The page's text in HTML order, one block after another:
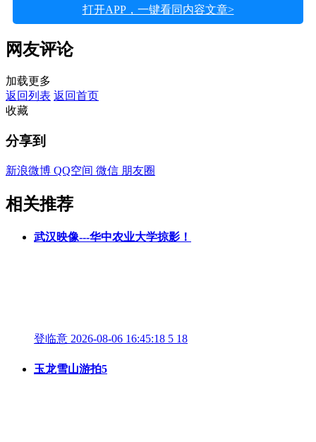
打开APP，一键看同内容文章>
网友评论
加载更多
返回列表 返回首页
收藏
分享到
新浪微博 QQ空间 微信 朋友圈
相关推荐
武汉映像---华中农业大学掠影！
登临意 2026-08-06 16:45:18 5 18
玉龙雪山游拍5